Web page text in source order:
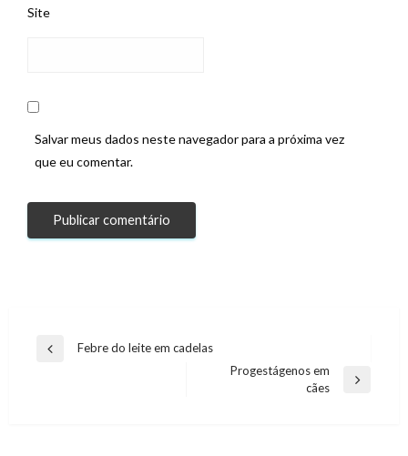
Site
Salvar meus dados neste navegador para a próxima vez
que eu comentar.
Navegação
PreviousFebre do leite em cadelas
Progestágenos em
cães